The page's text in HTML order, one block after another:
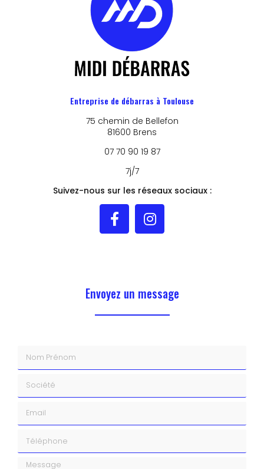
Entreprise de débarras à Toulouse
75 chemin de Bellefon
81600 Brens
07 70 90 19 87
7j/7
Suivez-nous sur les réseaux sociaux :
Envoyez un message
Message